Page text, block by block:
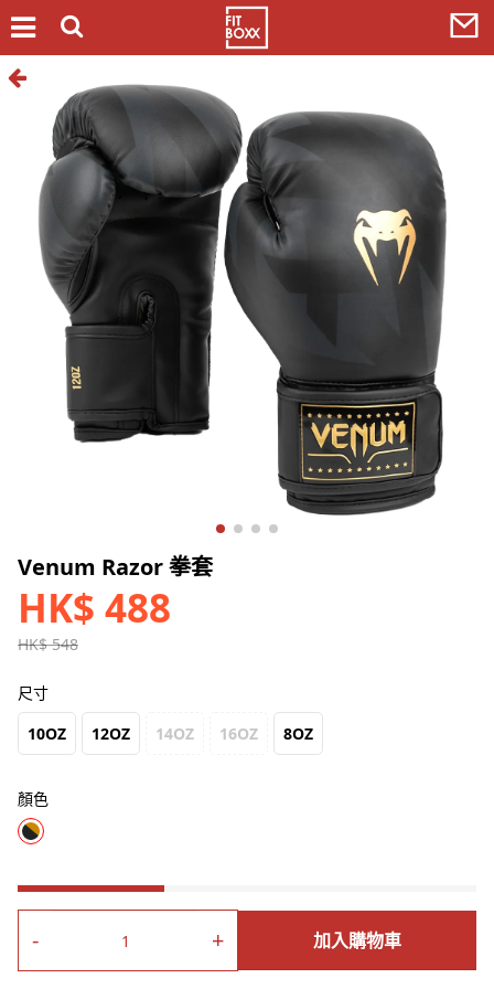
Venum Razor 拳套
HK$ 488
HK$ 548
尺寸
10OZ 12OZ 14OZ 16OZ 8OZ
顏色
- + 加入購物車
產品詳情 產品規格 產品評論(0)
Venum 拳擊手套採用柔軟耐用的PU材質，加上三層泡沫結構，具